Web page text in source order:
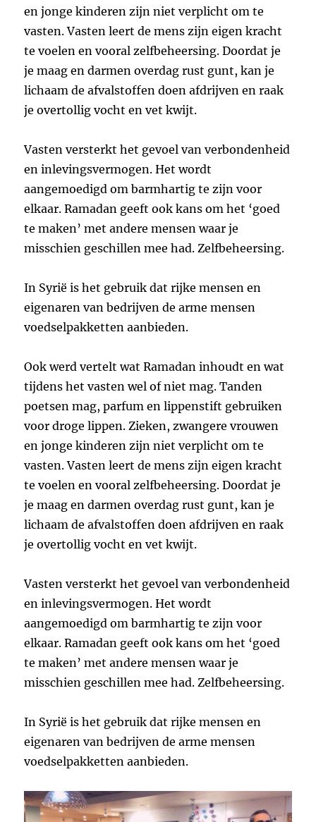
en jonge kinderen zijn niet verplicht om te
vasten. Vasten leert de mens zijn eigen kracht
te voelen en vooral zelfbeheersing. Doordat je
je maag en darmen overdag rust gunt, kan je
lichaam de afvalstoffen doen afdrijven en raak
je overtollig vocht en vet kwijt.
Vasten versterkt het gevoel van verbondenheid
en inlevingsvermogen. Het wordt
aangemoedigd om barmhartig te zijn voor
elkaar. Ramadan geeft ook kans om het ‘goed
te maken’ met andere mensen waar je
misschien geschillen mee had. Zelfbeheersing.
In Syrië is het gebruik dat rijke mensen en
eigenaren van bedrijven de arme mensen
voedselpakketten aanbieden.
Ook werd vertelt wat Ramadan inhoudt en wat
tijdens het vasten wel of niet mag. Tanden
poetsen mag, parfum en lippenstift gebruiken
voor droge lippen. Zieken, zwangere vrouwen
en jonge kinderen zijn niet verplicht om te
vasten. Vasten leert de mens zijn eigen kracht
te voelen en vooral zelfbeheersing. Doordat je
je maag en darmen overdag rust gunt, kan je
lichaam de afvalstoffen doen afdrijven en raak
je overtollig vocht en vet kwijt.
Vasten versterkt het gevoel van verbondenheid
en inlevingsvermogen. Het wordt
aangemoedigd om barmhartig te zijn voor
elkaar. Ramadan geeft ook kans om het ‘goed
te maken’ met andere mensen waar je
misschien geschillen mee had. Zelfbeheersing.
In Syrië is het gebruik dat rijke mensen en
eigenaren van bedrijven de arme mensen
voedselpakketten aanbieden.